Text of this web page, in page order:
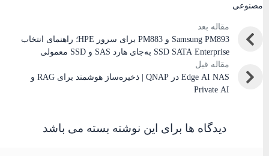
مصنوعی
مقاله قبل
Edge AI NAS در QNAP | ذخیره‌ساز هوشمند برای RAG و
Private AI
مقاله بعد
Samsung PM893 و PM883 برای سرور HPE؛ راهنمای انتخاب
SSD SATA Enterprise به‌جای هارد SAS و SSD معمولی
دیدگاه ها برای این نوشته بسته می باشد